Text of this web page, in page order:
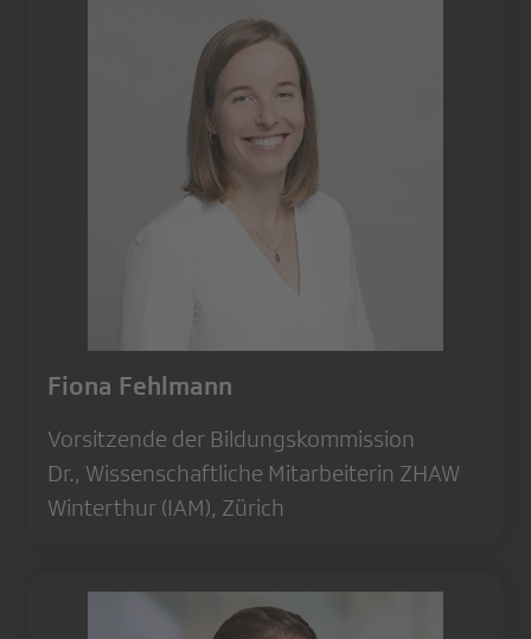
Fiona Fehlmann
Vorsitzende der Bildungskommission
Dr., Wissenschaftliche Mitarbeiterin ZHAW
Winterthur (IAM), Zürich